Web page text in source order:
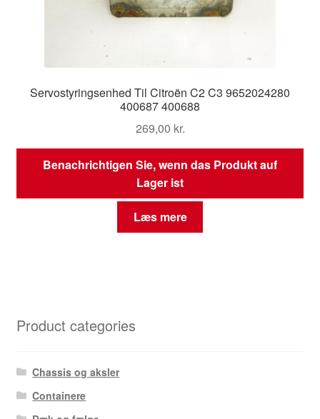
Servostyringsenhed Til Citroën C2 C3 9652024280
400687 400688
269,00 kr.
Benachrichtigen Sie, wenn das Produkt auf
Lager ist
Læs mere
Product categories
Chassis og aksler
Containere